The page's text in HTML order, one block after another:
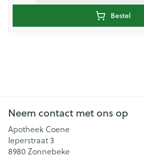
Bestel
Neem contact met ons op
Apotheek Coene
Ieperstraat 3
8980 Zonnebeke